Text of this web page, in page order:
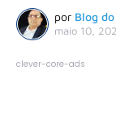
por Blog
maio 10,
clever-core-ads